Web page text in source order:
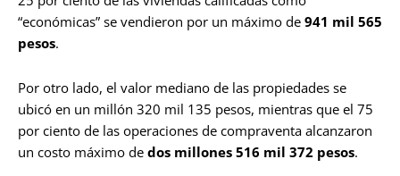
“económicas” se vendieron por un máximo de 941 mil 565
pesos.
Por otro lado, el valor mediano de las propiedades se
ubicó en un millón 320 mil 135 pesos, mientras que el 75
por ciento de las operaciones de compraventa alcanzaron
un costo máximo de dos millones 516 mil 372 pesos.